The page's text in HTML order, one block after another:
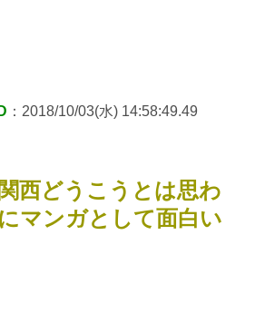
：2018/10/03(水) 14:58:49.49
西どうこうとは思わ
マンガとして面白い